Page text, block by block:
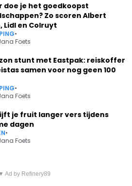
doe je het goedkoopst
Zo scoren Albert
Lidl en Colruyt
•
Foets
stunt met Eastpak: reiskoffer
samen voor nog geen 100
•
Foets
je fruit langer vers tijdens
dagen
•
Foets
Ad by Refinery89